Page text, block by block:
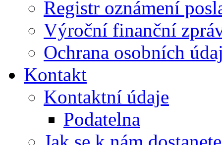
Registr oznámení
Výroční finanční
Ochrana osobních
Kontakt
Kontaktní údaje
Podatelna